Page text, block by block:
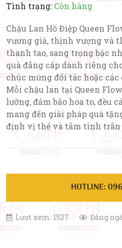
Tình trạng: Còn hàng
Chậu Lan Hồ Điệp Queen
vương giả, thịnh vượng và
thanh tao, sang trọng bậc
quà đẳng cấp dành riêng
chúc mừng đối tác hoặc
Mỗi chậu lan tại Queen
lưỡng, đảm bảo hoa to, đều
mang đến giải pháp quà
định vị thế và tâm tình
HOTLINE:
Lượt xem: 1527 Đăng